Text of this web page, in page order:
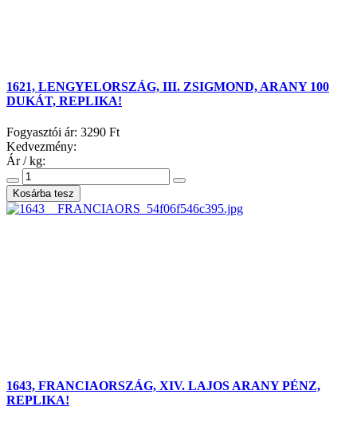
1621, LENGYELORSZÁG, III. ZSIGMOND, ARANY 100
DUKÁT, REPLIKA!
Fogyasztói ár: 3290 Ft
Kedvezmény:
Ár / kg:
1643, FRANCIAORSZÁG, XIV. LAJOS ARANY PÉNZ,
REPLIKA!